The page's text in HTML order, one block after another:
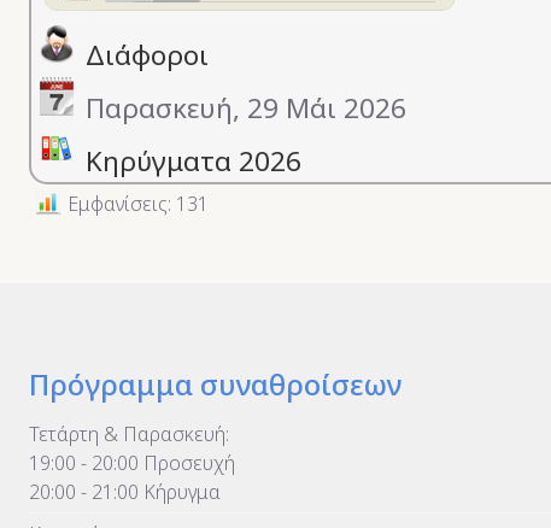
Διάφοροι
Παρασκευή, 29 Μάι 2026
Κηρύγματα 2026
Εμφανίσεις: 131
Πρόγραμμα συναθροίσεων
Τετάρτη & Παρασκευή:
19:00 - 20:00 Προσευχή
20:00 - 21:00 Κήρυγμα